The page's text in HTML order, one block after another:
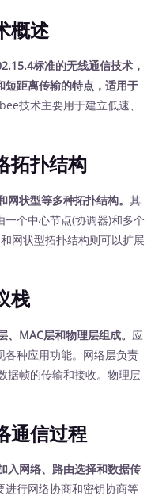
述
标准的无线通信技术，
短距离传输的特点，适用于
技术主要用于建立低速、
扑结构
网状型等多种拓扑结构。其
个中心节点(协调器)和多个
网状型拓扑结构则可以扩展
栈
MAC层和物理层组成。 应
各种应用功能。网络层负责
据帧的传输和接收。物理层
信过程
入网络、路由选择和数据传
进行网络协商和密钥协商等